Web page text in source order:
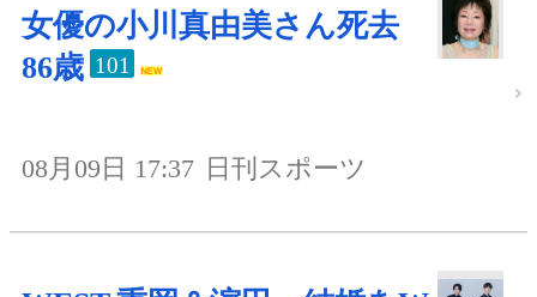
女優の小川真由美さん死去
86歳 101
08月09日 17:37 日刊スポーツ